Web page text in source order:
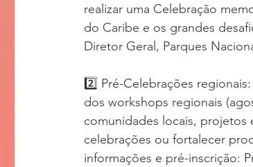
realizar uma Celebração
do Caribe e os grandes
Diretor Geral, Parques
2️⃣ Pré-Celebrações
dos workshops regionais
comunidades locais, projetos
celebrações ou fortalecer
informações e pré-inscrição: